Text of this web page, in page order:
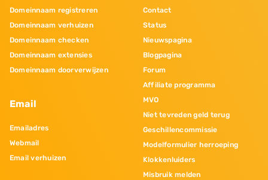
Domeinnaam registreren
Domeinnaam verhuizen
Domeinnaam checken
Domeinnaam extensies
Domeinnaam doorverwijzen
Email
Emailadres
Webmail
Email verhuizen
Contact
Status
Nieuwspagina
Blogpagina
Forum
Affiliate programma
MVO
Niet tevreden geld terug
Geschillencommissie
Modelformulier herroeping
Klokkenluiders
Misbruik melden